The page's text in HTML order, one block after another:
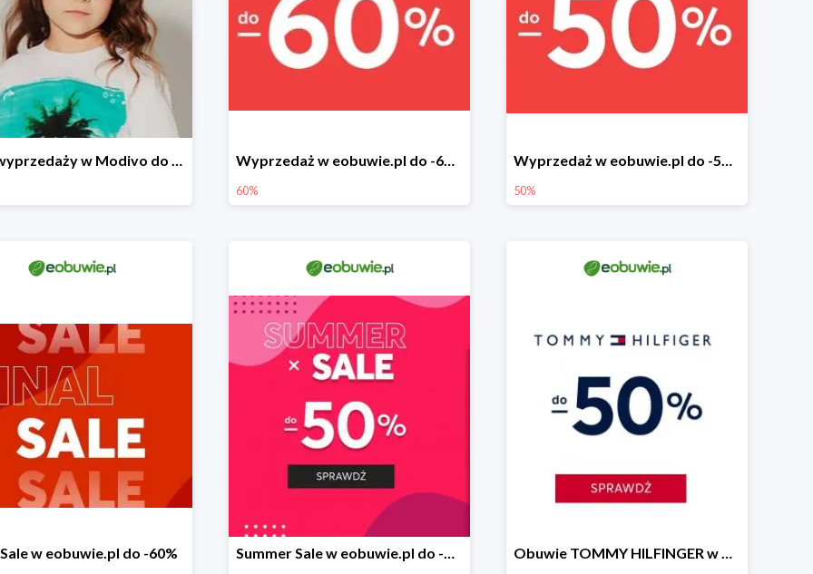
Finał wyprzedaży w Modivo do -70% Wyprzedaż w eobuwie.pl do -60%
60%
Wyprzedaż w eobuwie.pl do -50%
50%
w eobuwie.pl do -60% Summer Sale w eobuwie.pl do -50% Obuwie TOMMY HILFINGER w eobuwie.pl -50%